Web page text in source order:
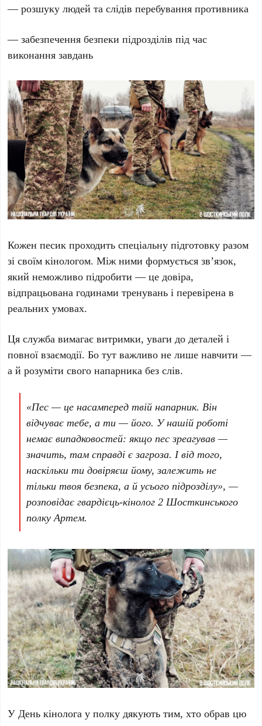
— розшуку людей та слідів перебування противника
— забезпечення безпеки підрозділів під час
виконання завдань
Кожен песик проходить спеціальну підготовку разом
зі своїм кінологом. Між ними формується зв’язок,
який неможливо підробити — це довіра,
відпрацьована годинами тренувань і перевірена в
реальних умовах.
Ця служба вимагає витримки, уваги до деталей і
повної взаємодії. Бо тут важливо не лише навчити —
а й розуміти свого напарника без слів.
«Пес — це насамперед твій напарник. Він
відчуває тебе, а ти — його. У нашій роботі
немає випадковостей: якщо пес зреагував —
значить, там справді є загроза. І від того,
наскільки ти довіряєш йому, залежить не
тільки твоя безпека, а й усього підрозділу», —
розповідає гвардієць-кінолог 2 Шосткинського
полку Артем.
У День кінолога у полку дякують тим, хто обрав цю